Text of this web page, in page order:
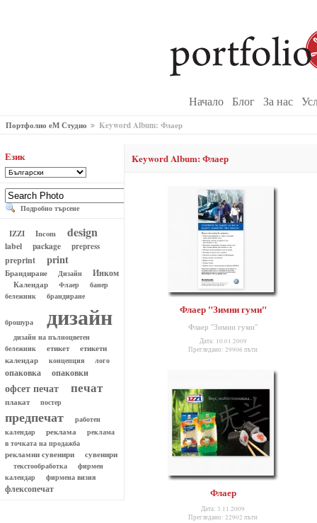
Начало Блог За нас
Портфолио еМ Студио Keyword Album: Флаер
Език
Подробно търсене
IZZI Incom design
label package prepress
preprint print
Брандиране Дизайн Инком
Календар Флаер банер
бележник брандиране
брошура дизайн
дизайн на пълноцветен
бележник
етикет етикети
календар концепция лого
опаковка опаковки
офсет печат печат
плакат постер
предпечат
работен
календар
реклама
реклама
в точката на продажба
рекламни сувенири
сувенири
текстообработка
фирмен
календар
фирмена визия
флексопечат
Keyword Album: Флаер
Флаер "Зимни гуми"
Флаер "Зимни гуми"
Дата: 10.01.2009
Прегледано: 29906 пъти
Флаер
Дата: 3.11.2009
Прегледано: 22902 пъти